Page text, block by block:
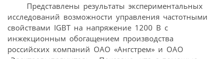
Представлены результаты экспериментальных
исследований возможности управления частотными
свойствами IGBT на напряжение 1200 В с
инжекционным обогащением производства
российских компаний ОАО «Ангстрем» и ОАО